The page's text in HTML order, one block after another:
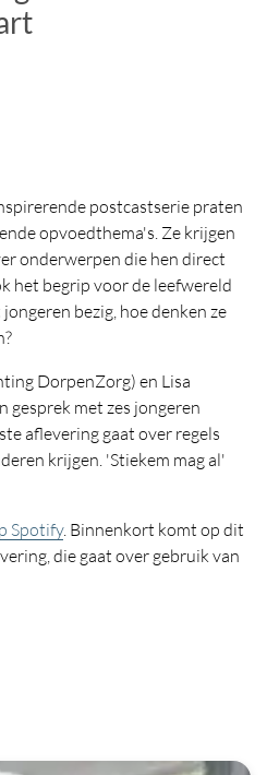
postcastserie praten
opvoedthema's. Ze krijgen
onderwerpen die hen direct
het begrip voor de leefwereld
bezig, hoe denken ze
DorpenZorg) en Lisa
gesprek met zes jongeren
aflevering gaat over regels
krijgen. 'Stiekem mag al'
Spotify. Binnenkort komt op dit
die gaat over gebruik van